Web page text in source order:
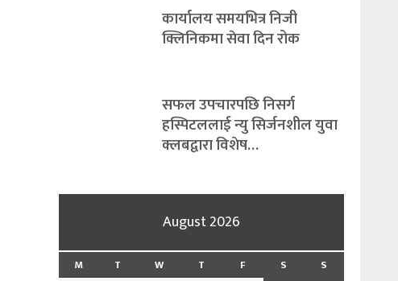
कार्यालय समयभित्र निजी
क्लिनिकमा सेवा दिन रोक
सफल उपचारपछि निसर्ग
हस्पिटललाई न्यु सिर्जनशील युवा
क्लबद्वारा विशेष…
August 2026
M T W T F S
S